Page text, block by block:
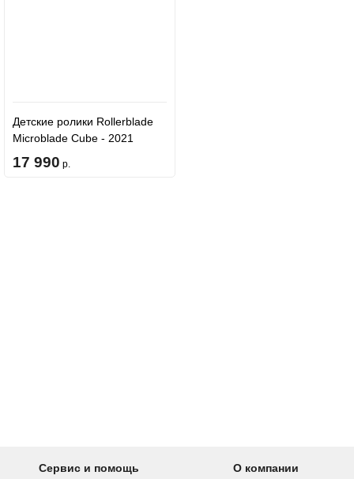
Детские ролики Rollerblade
Microblade Cube - 2021
Blue/Orange
17 990 р.
Сервис и помощь О компании